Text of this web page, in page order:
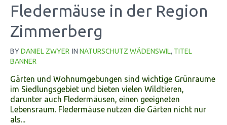
Fledermäuse in der Region
Zimmerberg
BYDANIEL ZWYER IN NATURSCHUTZ WÄDENSWIL, TITEL
BANNER
Gärten und Wohnumgebungen sind wichtige Grünraume
im Siedlungsgebiet und bieten vielen Wildtieren,
darunter auch Fledermäusen, einen geeigneten
Lebensraum. Fledermäuse nutzen die Gärten nicht nur
als...